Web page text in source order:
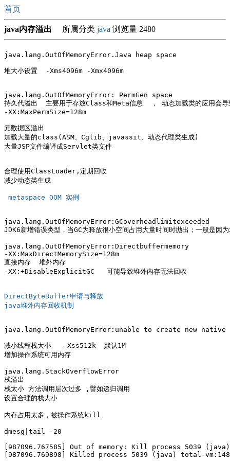
首页
java内存溢出 所属分类 java 浏览量 2480
java.lang.OutOfMemoryError.Java heap space
堆大小设置  -Xms4096m -Xmx4096m
java.lang.OutOfMemoryError: PermGen space
持久代溢出  主要用于存放Class和Meta信息  ， 动态加载类的应用会导
-XX:MaxPermSize=128m
元数据区溢出
加载大量的class(ASM、Cglib、javassit、动态代理类生成)
大量JSP文件编译成Servlet类文件
合理使用ClassLoader,定期回收
减少动态类生成
metaspace OOM 实例
java.lang.OutOfMemoryError:GCoverheadlimitexceeded
JDK6新增错误类型，当GC为释放很小空间占用大量时间时抛出；一般是因
java.lang.OutOfMemoryError:Directbuffermemory
-XX:MaxDirectMemorySize=128m
直接内存  堆外内存
-XX:+DisableExplicitGC   可能导致堆外内存无法回收
DirectByteBuffer申请与释放
java堆外内存回收机制
java.lang.OutOfMemoryError:unable to create new native
减小线程栈大小   -Xss512k  默认1M
增加操作系统可用内存
java.lang.StackOverflowError
栈溢出
栈太小 方法调用层次过多 ,譬如递归调用
设置合理的栈大小
内存占用太多，被操作系统kill
dmesg|tail -20
[987096.767585] Out of memory: Kill process 5039
[987096.769898] Killed process 5039 (java) total-